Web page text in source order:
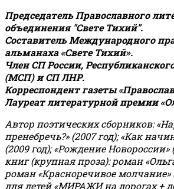
Председатель Православного
объединения "Свете Тихий".
Составитель Международного
альманаха «Свете Тихий».
Член СП России,
(МСП) и СП ЛНР.
Корреспондент газеты
Лауреат литературной премии
Автор поэтических сборников:
пренебречь?» (2007 год); «Как
(2009 год); «Рождение Новороссии»
книг (крупная проза): роман
роман «Красноречивое молчание»
для детей «МИРАЖИ на дорогах +